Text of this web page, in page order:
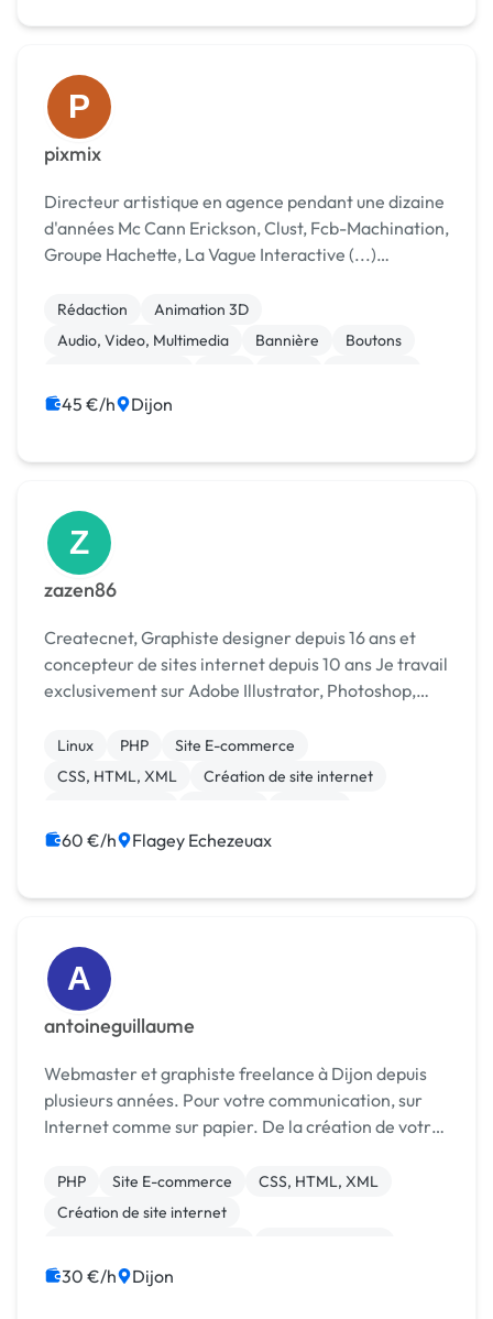
P
pixmix
Directeur artistique en agence pendant une dizaine
d'années Mc Cann Erickson, Clust, Fcb-Machination,
Groupe Hachette, La Vague Interactive (...)
Rédaction
Animation 3D
Audio, Video, Multimedia
Bannière
Boutons
Publicité
45 €/h Dijon
Z
zazen86
Createcnet, Graphiste designer depuis 16 ans et
concepteur de sites internet depuis 10 ans Je travail
exclusivement sur Adobe Illustrator, Photoshop,
conception de site internet vitrine, E-c...
Linux PHP
Site E-commerce
CSS, HTML, XML
Création de site internet
Charte graphique
Logo
60 €/h Flagey Echezeuax
A
antoineguillaume
Webmaster et graphiste freelance à Dijon depuis
plusieurs années. Pour votre communication, sur
Internet comme sur papier. De la création de votre
mises à jour, avec une pointe de graphisme.....
PHP Site E-commerce
CSS, HTML, XML
Création de site internet
Site clé en main
30 €/h Dijon